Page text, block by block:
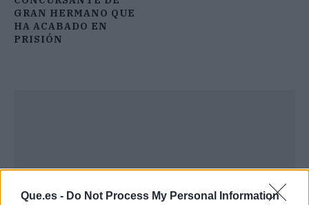
Que.es - Do Not Process My Personal Information
GRAN HERMANO QUE
HA ACABADO EN
PRISIÓN